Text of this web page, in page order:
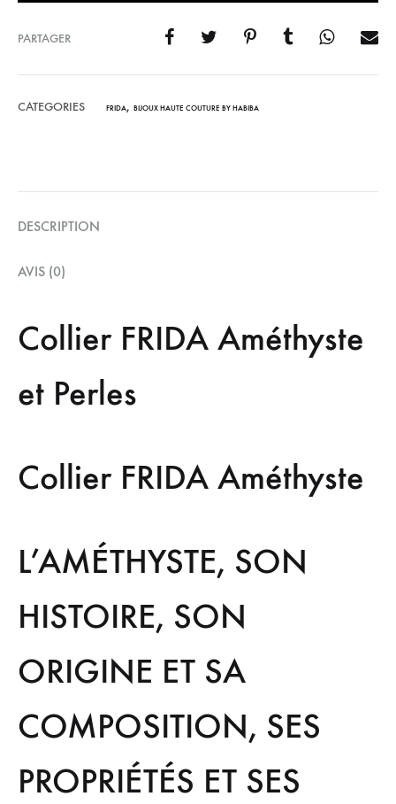
PARTAGER
CATEGORIES FRIDA, BIJOUX HAUTE COUTURE BY HABIBA
DESCRIPTION
AVIS (0)
Collier FRIDA Améthyste
et Perles
Collier FRIDA Améthyste
L’AMÉTHYSTE, SON
HISTOIRE, SON
ORIGINE ET SA
COMPOSITION, SES
PROPRIÉTÉS ET SES